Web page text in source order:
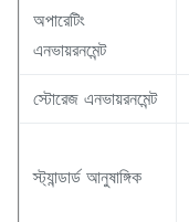
অপারেটিং
এনভায়রনমেন্ট
স্টোরেজ এনভায়রনমেন্ট
স্ট্যান্ডার্ড আনুষাঙ্গিক